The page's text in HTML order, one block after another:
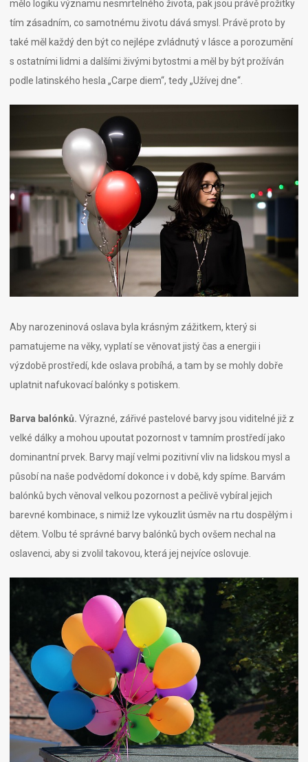
mělo logiku významu nesmrtelného života, pak jsou právě prožitky
tím zásadním, co samotnému životu dává smysl. Právě proto by
také měl každý den být co nejlépe zvládnutý v lásce a porozumění
s ostatními lidmi a dalšími živými bytostmi a měl by být prožíván
podle latinského hesla „Carpe diem“, tedy „Užívej dne“.
Aby narozeninová oslava byla krásným zážitkem, který si
pamatujeme na věky, vyplatí se věnovat jistý čas a energii i
výzdobě prostředí, kde oslava probíhá, a tam by se mohly dobře
uplatnit nafukovací balónky s potiskem.
Barva balónků. Výrazné, zářivé pastelové barvy jsou viditelné již z
velké dálky a mohou upoutat pozornost v tamním prostředí jako
dominantní prvek. Barvy mají velmi pozitivní vliv na lidskou mysl a
působí na naše podvědomí dokonce i v době, kdy spíme. Barvám
balónků bych věnoval velkou pozornost a pečlivě vybíral jejich
barevné kombinace, s nimiž lze vykouzlit úsměv na rtu dospělým i
dětem. Volbu té správné barvy balónků bych ovšem nechal na
oslavenci, aby si zvolil takovou, která jej nejvíce oslovuje.